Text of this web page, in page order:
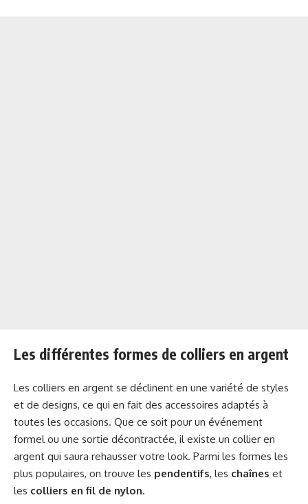
Les différentes formes de colliers en argent
Les colliers en argent se déclinent en une variété de styles
et de designs, ce qui en fait des accessoires adaptés à
toutes les occasions. Que ce soit pour un événement
formel ou une sortie décontractée, il existe un collier en
argent qui saura rehausser votre look. Parmi les formes les
plus populaires, on trouve les pendentifs, les chaînes et
les colliers en fil de nylon.